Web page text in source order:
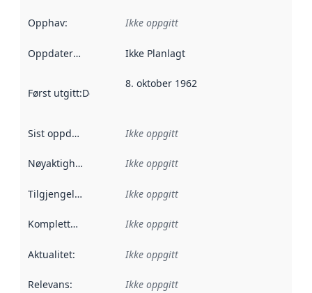
Opphav: Ikke oppgitt
Oppdateringsfrekvens :
Ikke Planlagt
Først utgitt:Denne datoen sier når dataene i dette
8. oktober 1962
Sist oppdatert Ikke oppgitt
Nøyaktighet Ikke oppgitt
Tilgjengelighet Ikke oppgitt
Kompletthet Ikke oppgitt
Aktualitet: Ikke oppgitt
Relevans: Ikke oppgitt